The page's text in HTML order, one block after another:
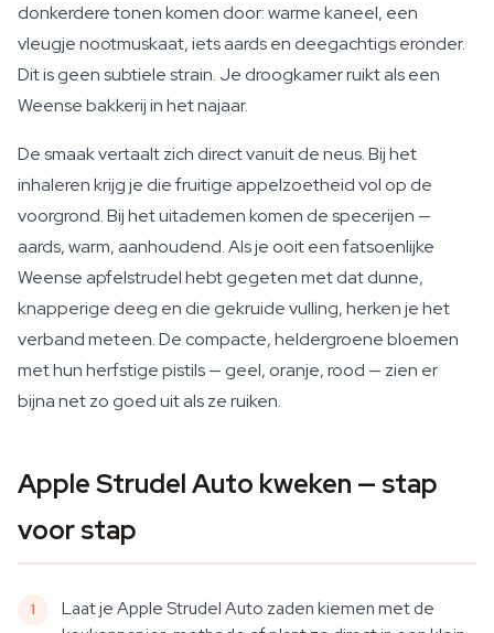
donkerdere tonen komen door: warme kaneel, een
vleugje nootmuskaat, iets aards en deegachtigs eronder.
Dit is geen subtiele strain. Je droogkamer ruikt als een
Weense bakkerij in het najaar.
De smaak vertaalt zich direct vanuit de neus. Bij het
inhaleren krijg je die fruitige appelzoetheid vol op de
voorgrond. Bij het uitademen komen de specerijen —
aards, warm, aanhoudend. Als je ooit een fatsoenlijke
Weense apfelstrudel hebt gegeten met dat dunne,
knapperige deeg en die gekruide vulling, herken je het
verband meteen. De compacte, heldergroene bloemen
met hun herfstige pistils — geel, oranje, rood — zien er
bijna net zo goed uit als ze ruiken.
Apple Strudel Auto kweken — stap
voor stap
Laat je Apple Strudel Auto zaden kiemen met de